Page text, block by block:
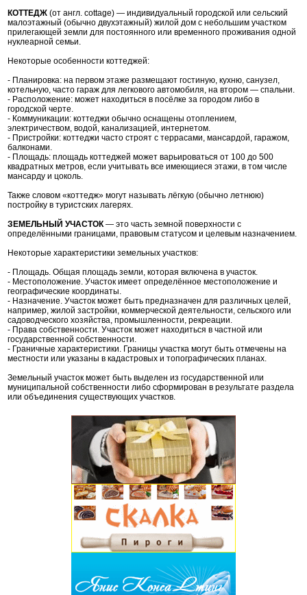
КОТТЕДЖ (от англ. cottage) — индивидуальный городской или сельский
малоэтажный (обычно двухэтажный) жилой дом с небольшим участком
прилегающей земли для постоянного или временного проживания одной
нуклеарной семьи.
Некоторые особенности коттеджей:
- Планировка: на первом этаже размещают гостиную, кухню, санузел,
котельную, часто гараж для легкового автомобиля, на втором — спальни.
- Расположение: может находиться в посёлке за городом либо в
городской черте.
- Коммуникации: коттеджи обычно оснащены отоплением,
электричеством, водой, канализацией, интернетом.
- Пристройки: коттеджи часто строят с террасами, мансардой, гаражом,
балконами.
- Площадь: площадь коттеджей может варьироваться от 100 до 500
квадратных метров, если учитывать все имеющиеся этажи, в том числе
мансарду и цоколь.
Также словом «коттедж» могут называть лёгкую (обычно летнюю)
постройку в туристских лагерях.
ЗЕМЕЛЬНЫЙ УЧАСТОК— это часть земной поверхности с
определёнными границами, правовым статусом и целевым назначением.
Некоторые характеристики земельных участков:
- Площадь. Общая площадь земли, которая включена в участок.
- Местоположение. Участок имеет определённое местоположение и
географические координаты.
- Назначение. Участок может быть предназначен для различных целей,
например, жилой застройки, коммерческой деятельности, сельского или
садоводческого хозяйства, промышленности, рекреации.
- Права собственности. Участок может находиться в частной или
государственной собственности.
- Граничные характеристики. Границы участка могут быть отмечены на
местности или указаны в кадастровых и топографических планах.
Земельный участок может быть выделен из государственной или
муниципальной собственности либо сформирован в результате раздела
или объединения существующих участков.